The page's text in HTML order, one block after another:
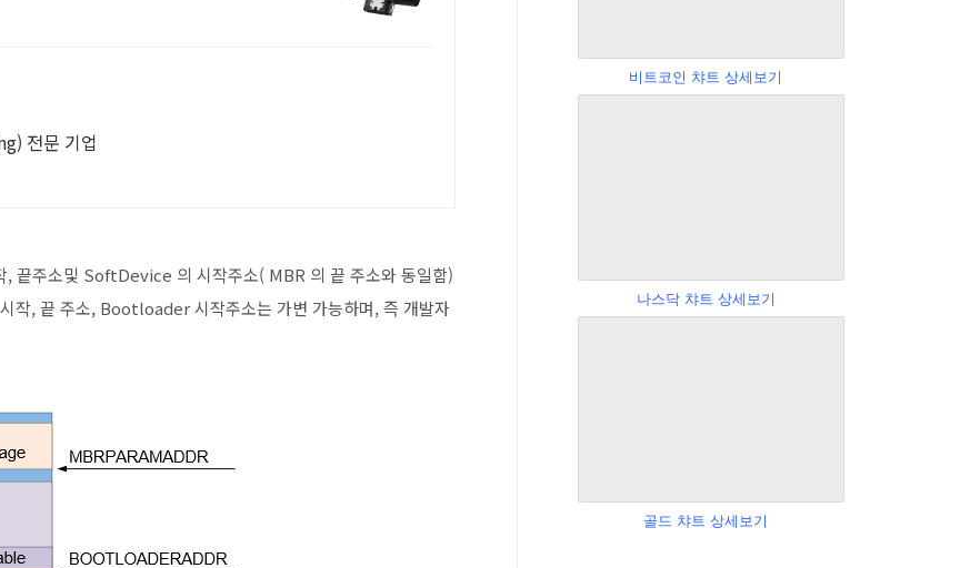
전문 기업
, 끝주소및 SoftDevice 의 시작주소( MBR 의 끝 주소와 동일함)
, 끝 주소, Bootloader 시작주소는 가변 가능하며, 즉 개발자
비트코인 챠트 상세보기
나스닥 챠트 상세보기
골드 챠트 상세보기